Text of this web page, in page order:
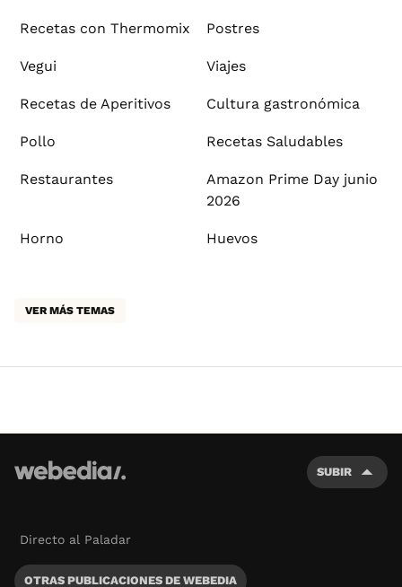
Recetas con Thermomix Postres
Vegui Viajes
Recetas de Aperitivos Cultura gastronómica
Pollo Recetas Saludables
Restaurantes
Amazon Prime Day junio
2026
Horno Huevos
VER MÁS TEMAS
SUBIR
Directo al Paladar
OTRAS PUBLICACIONES DE WEBEDIA